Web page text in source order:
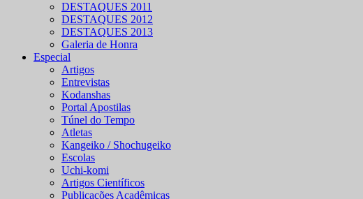
DESTAQUES 2011
DESTAQUES 2012
DESTAQUES 2013
Galeria de Honra
Especial
Artigos
Entrevistas
Kodanshas
Portal Apostilas
Túnel do Tempo
Atletas
Kangeiko / Shochugeiko
Escolas
Uchi-komi
Artigos Científicos
Publicações Acadêmicas